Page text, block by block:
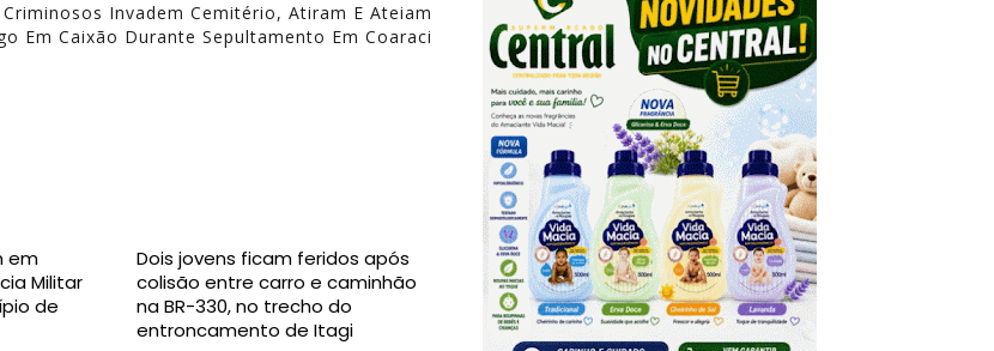
Criminosos Invadem Cemitério, Atiram E Ateiam
Em Caixão Durante Sepultamento Em Coaraci
em
Militar
de
Dois jovens ficam feridos após
colisão entre carro e caminhão
na BR-330, no trecho do
entroncamento de Itagi